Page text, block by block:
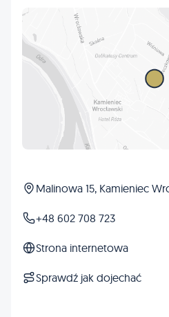
Malinowa 15, Kamieniec
+48 602 708 723
Strona internetowa
Sprawdź jak dojechać